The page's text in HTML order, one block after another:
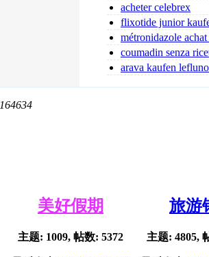
nolvadex acheter
acheter celebrex
flixotide junior
flixotide 50 kaufen
métronidazole achat
ligne 2026
coumadin senza
arava kaufen
164634
美好假期
主题: 1009, 帖数: 5372
旅游
主题: 4805,